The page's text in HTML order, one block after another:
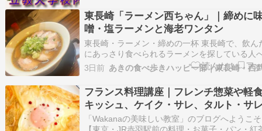
た。タイミングが合わず昨日になりました。私
東長崎「ラーメン西ちゃん」｜締めに
噌・塩ラーメンと海老ワンタン
東長崎・ラーメン・締めの一杯 東長崎で、飲ん
にあっさり食べられるラーメンを探している人
長崎駅北口の線路沿い、ぽつりと灯る赤いテン
提灯が目印の「ラーメン 西ちゃん」。この記事
は、ここで食べた塩ラーメン、味噌ラーメン、
ワンタンを写真とともに紹介します。あっさり
3日前
フランス料理講座｜フレンチ惣菜や軽
キッシュ、ケイク・サレ、タルト・サ
｜レッスン一覧
「Wakanaの美味しい教室」のブログへようこ